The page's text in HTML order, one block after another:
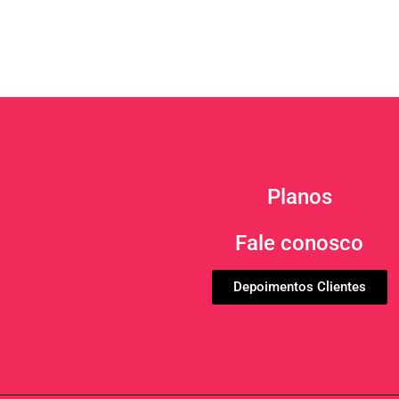
Planos
Fale conosco
Depoimentos Clientes